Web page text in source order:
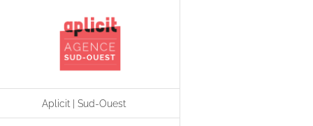
Aplicit | Sud-Ouest